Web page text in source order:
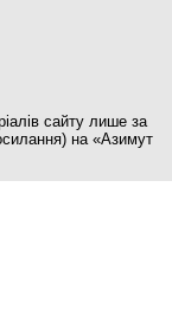
сайту лише за
на «Азимут